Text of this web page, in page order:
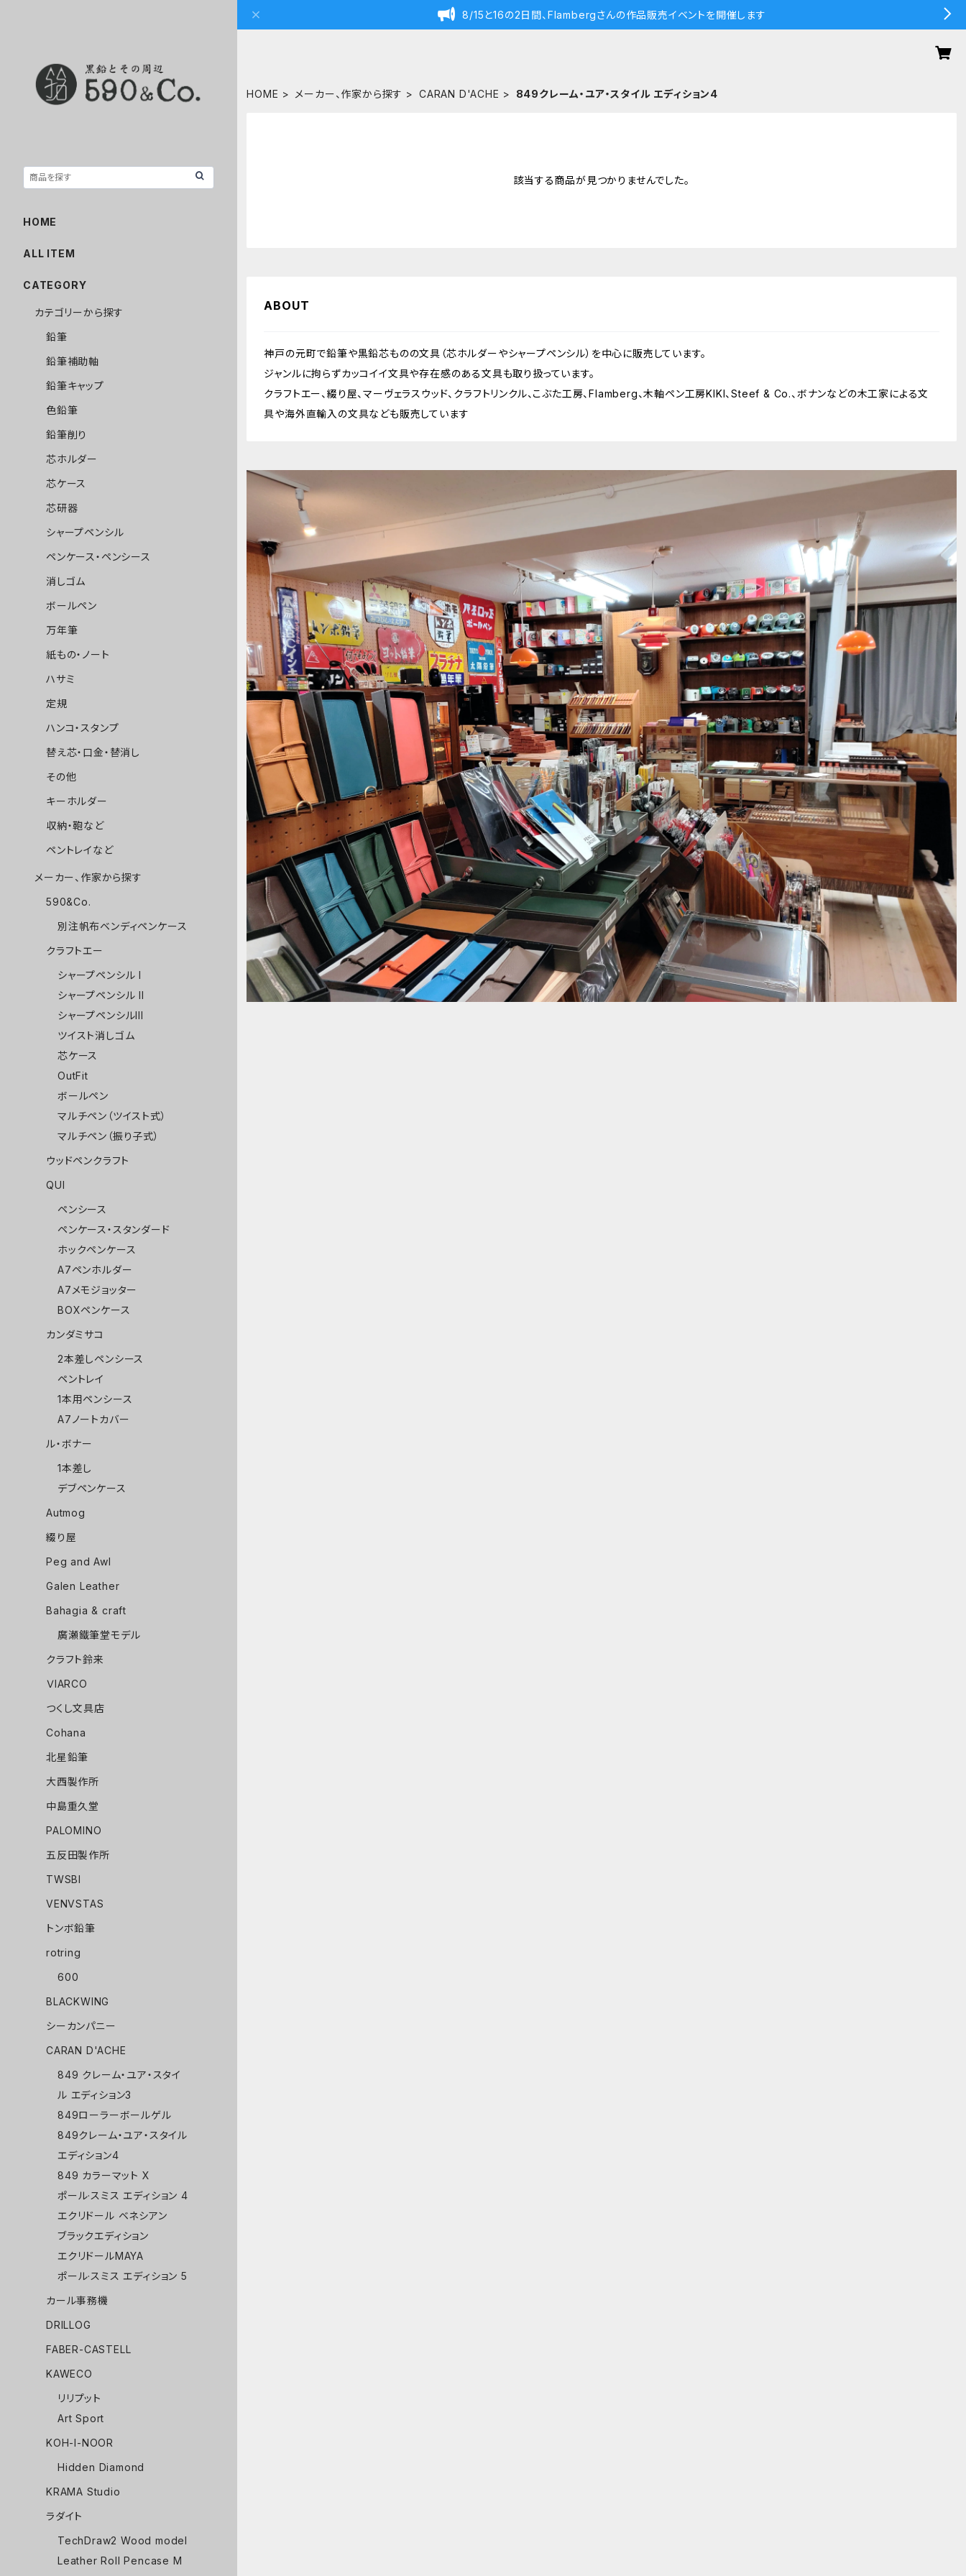
8/15と16の2日間、Flambergさんの作品販売イベントを開催します
HOME メーカー、作家から探す CARAN D'ACHE 849クレーム・ユア・スタイル エディション4
該当する商品が見つかりませんでした。
ABOUT
神戸の元町で鉛筆や黒鉛芯ものの文具（芯ホルダーやシャープペンシル）を中心に販売しています。
ジャンルに拘らずカッコイイ文具や存在感のある文具も取り扱っています。
クラフトエー、綴り屋、マーヴェラスウッド、クラフトリンクル、こぶた工房、Flamberg、木軸ペン工房KIKI、Steef & Co.、ボナンなどの木工家による文
具や海外直輸入の文具なども販売しています
HOME
ALL ITEM
CATEGORY
カテゴリーから探す
鉛筆
鉛筆補助軸
鉛筆キャップ
色鉛筆
鉛筆削り
芯ホルダー
芯ケース
芯研器
シャープペンシル
ペンケース・ペンシース
消しゴム
ボールペン
万年筆
紙もの・ノート
ハサミ
定規
ハンコ・スタンプ
替え芯・口金・替消し
その他
キーホルダー
収納・鞄など
ペントレイなど
メーカー、作家から探す
590&Co.
別注帆布ベンディペンケース
クラフトエー
シャープペンシル I
シャープペンシル II
シャープペンシルIII
ツイスト消しゴム
芯ケース
OutFit
ボールペン
マルチペン（ツイスト式）
マルチペン（振り子式）
ウッドペンクラフト
QUI
ペンシース
ペンケース・スタンダード
ホックペンケース
A7ペンホルダー
A7メモジョッター
BOXペンケース
カンダミサコ
2本差しペンシース
ペントレイ
1本用ペンシース
A7ノートカバー
ル・ボナー
1本差し
デブペンケース
Autmog
綴り屋
Peg and Awl
Galen Leather
Bahagia & craft
廣瀬鐵筆堂モデル
クラフト鈴来
ＶIARCO
つくし文具店
Cohana
北星鉛筆
大西製作所
中島重久堂
PALOMINO
五反田製作所
TWSBI
VENVSTAS
トンボ鉛筆
rotring
600
BLACKWING
シーカンパニー
CARAN D'ACHE
849 クレーム・ユア・スタイ
ル エディション3
849ローラーボールゲル
849クレーム・ユア・スタイル
エディション4
849 カラーマット X
ポール·スミス エディション 4
エクリドール ベネシアン
ブラックエディション
エクリドールMAYA
ポール·スミス エディション 5
カール事務機
DRILLOG
FABER-CASTELL
KAWECO
リリプット
Art Sport
KOH-I-NOOR
Hidden Diamond
KRAMA Studio
ラダイト
TechDraw2 Wood model
Leather Roll Pencase M